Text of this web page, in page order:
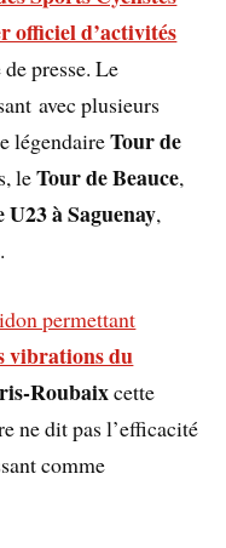
officiel d’activités
presse. Le
avec plusieurs
légendaireTour de
leTour de Beauce,
à Saguenay,
permettant
vibrations du
Roubaixcette
ne dit pas l’efficacité
comme